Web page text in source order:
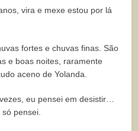
vira e mexe estou por lá
fortes e chuvas finas. São
e boas noites, raramente
aceno de Yolanda.
eu pensei em desistir…
só pensei.